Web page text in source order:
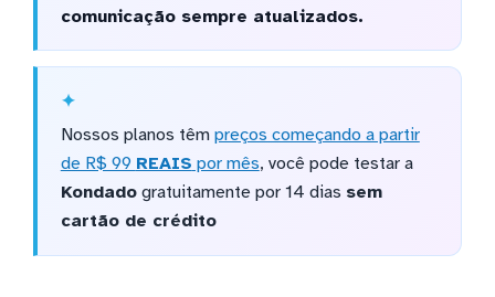
comunicação sempre atualizados.
Nossos planos têm preços começando a partir
de R$ 99 REAIS por mês, você pode testar a
Kondadogratuitamente por 14 dias sem
cartão de crédito